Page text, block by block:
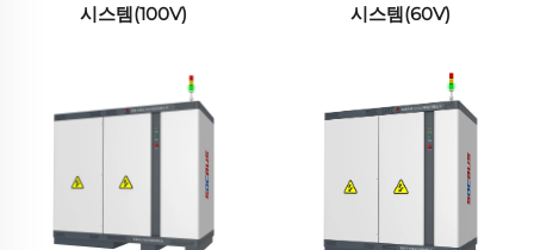
시스템(100V)
시스템(60V)